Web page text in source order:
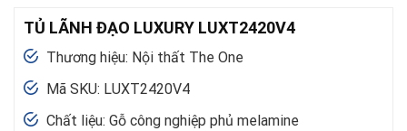
TỦ LÃNH ĐẠO LUXURY LUXT2420V4
Thương hiệu: Nội thất The One
Mã SKU: LUXT2420V4
Chất liệu: Gỗ công nghiệp phủ melamine